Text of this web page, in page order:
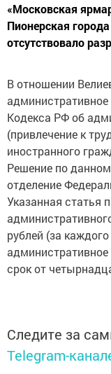
«Московская
Пионерская
отсутствовало
В отношении
административное
Кодекса РФ об
(привлечение к
иностранного
Решение по
отделение
Указанная статья
рублей (за
административное
срок от
Следите за
Telegram-